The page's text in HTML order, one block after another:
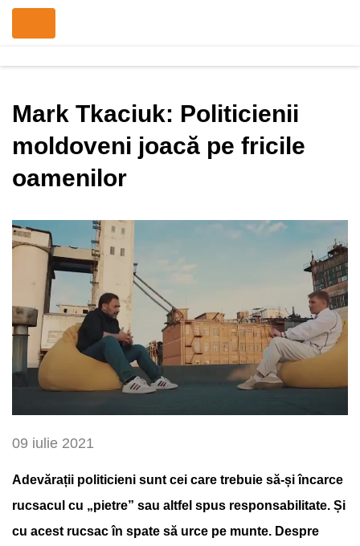
Mark Tkaciuk: Politicienii
moldoveni joacă pe fricile
oamenilor
09 iulie 2021
Adevărații politicieni sunt cei care trebuie să-și încarce
rucsacul cu „pietre” sau altfel spus responsabilitate. Și
cu acest rucsac în spate să urce pe munte. Despre